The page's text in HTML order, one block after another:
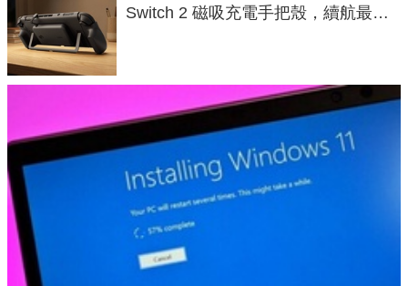
Switch 2 磁吸充電手把殼，續航最高